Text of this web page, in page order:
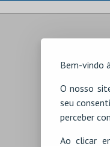
Bem-vindo
O nosso
seu
perceber
Ao clicar